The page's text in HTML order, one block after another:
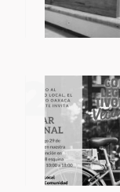
2